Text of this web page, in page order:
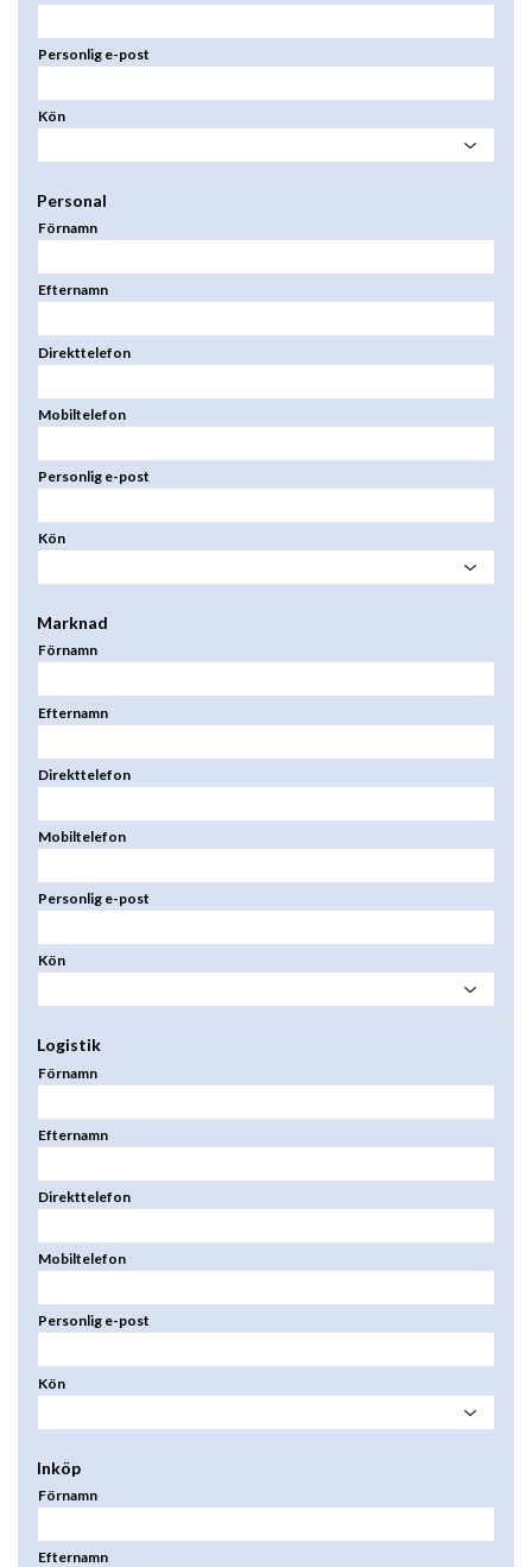
Personlig e-post
Kön
Personal
Förnamn
Efternamn
Direkttelefon
Mobiltelefon
Personlig e-post
Kön
Marknad
Förnamn
Efternamn
Direkttelefon
Mobiltelefon
Personlig e-post
Kön
Logistik
Förnamn
Efternamn
Direkttelefon
Mobiltelefon
Personlig e-post
Kön
Inköp
Förnamn
Efternamn